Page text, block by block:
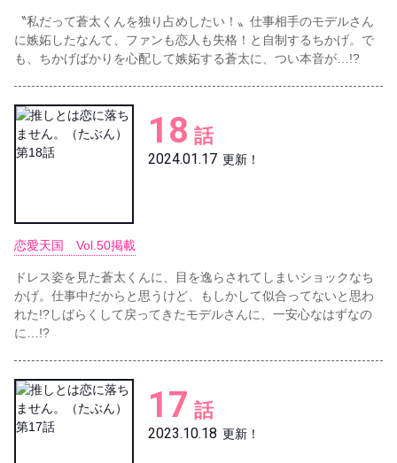
〝私だって蒼太くんを独り占めしたい！〟仕事相手のモデルさん
に嫉妬したなんて、ファンも恋人も失格！と自制するちかげ。で
も、ちかげばかりを心配して嫉妬する蒼太に、つい本音が…!?
18 話
2024.01.17 更新！
恋愛天国 Vol.50掲載
ドレス姿を見た蒼太くんに、目を逸らされてしまいショックなち
かげ。仕事中だからと思うけど、もしかして似合ってないと思わ
れた!?しばらくして戻ってきたモデルさんに、一安心なはずなの
に…!?
17 話
2023.10.18 更新！